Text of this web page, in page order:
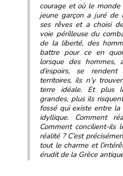
courage et où le
jeune garçon a juré de
ses rêves et a choisi
voie périlleuse du
de la liberté, des
battre pour ce en
lorsque des hommes,
d’espoirs, se
territoires, ils n’y
terre idéale. Et plus
grandes, plus ils
fossé qui existe entre
idyllique. Comment
Comment concilient-ils
réalité ? C’est
tout le charme et
érudit de la Grèce